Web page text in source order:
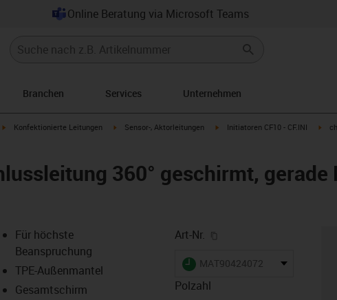
Online Beratung via Microsoft Teams
Branchen Services Unternehmen
igus-icon-arrow-right
Konfektionierte Leitungen igus-icon-arrow-right
Sensor-, Aktorleitungen igus-icon-arrow-right
Initiatoren CF10 - CF.INI
360° geschirmt, gerade
Für höchste
Beanspruchung
TPE-Außenmantel
Gesamtschirm
Art-Nr.
igus-icon-lieferzeit
MAT90424072
Polzahl